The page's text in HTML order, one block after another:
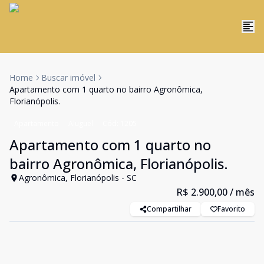
Home
Buscar imóvel
Apartamento com 1 quarto no bairro Agronômica,
Florianópolis.
Apartamento com 1 quarto no
bairro Agronômica, Florianópolis.
Agronômica, Florianópolis - SC
R$ 2.900,00/ mês
Compartilhar Favorito